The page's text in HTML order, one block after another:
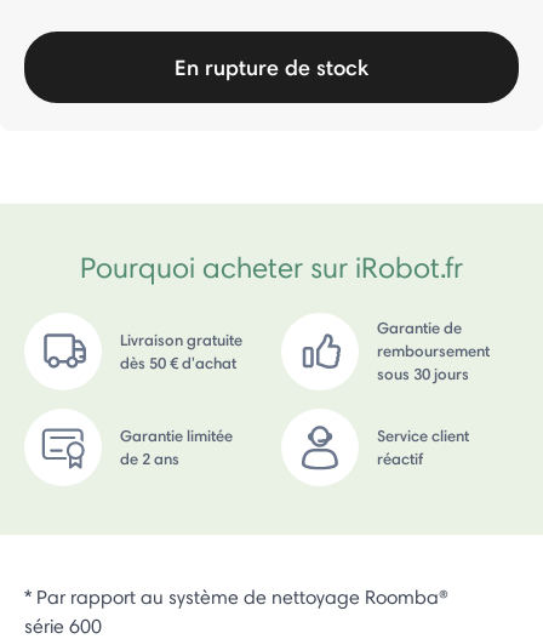
En rupture de stock
Pourquoi acheter sur iRobot.fr
Livraison gratuite
dès 50 € d'achat
Garantie de
remboursement
sous 30 jours
Garantie limitée
de 2 ans
Service client
réactif
* Par rapport au système de nettoyage Roomba®
série 600